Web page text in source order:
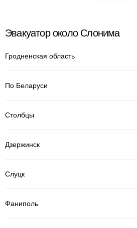
Эвакуатор около Слонима
Гродненская область
По Беларуси
Столбцы
Дзержинск
Слуцк
Фаниполь